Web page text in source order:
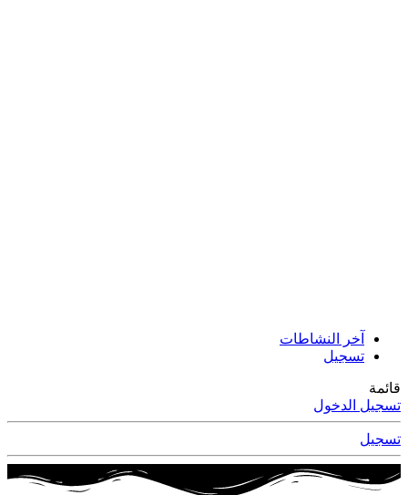
آخر النشاطات
تسجيل
قائمة
تسجيل الدخول
تسجيل